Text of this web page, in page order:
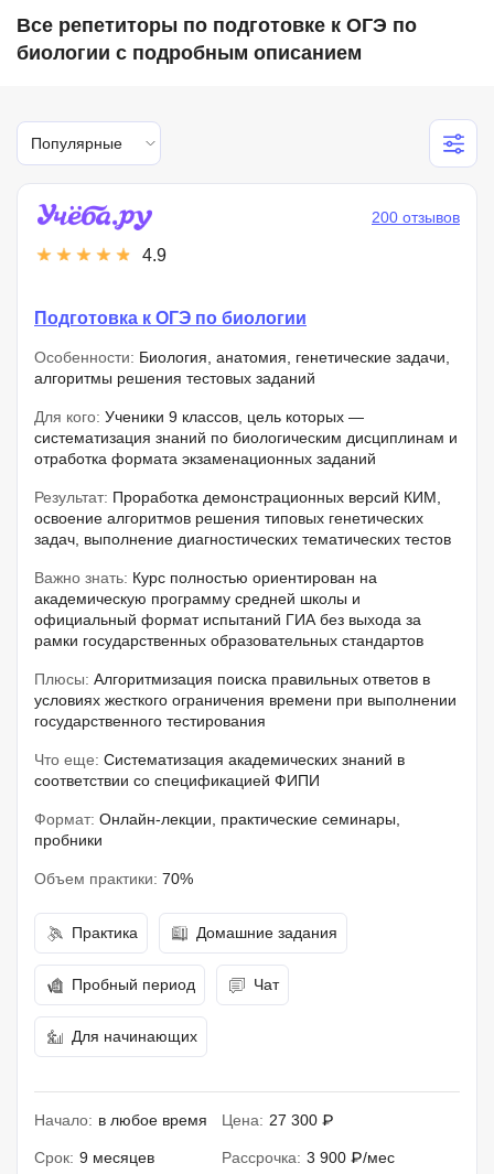
Все репетиторы по подготовке к ОГЭ по
биологии с подробным описанием
Популярные
4.9
200 отзывов
Подготовка к ОГЭ по биологии
Особенности: Биология, анатомия, генетические задачи,
алгоритмы решения тестовых заданий
Для кого: Ученики 9 классов, цель которых —
систематизация знаний по биологическим дисциплинам и
отработка формата экзаменационных заданий
Результат: Проработка демонстрационных версий КИМ,
освоение алгоритмов решения типовых генетических
задач, выполнение диагностических тематических тестов
Важно знать: Курс полностью ориентирован на
академическую программу средней школы и
официальный формат испытаний ГИА без выхода за
рамки государственных образовательных стандартов
Плюсы: Алгоритмизация поиска правильных ответов в
условиях жесткого ограничения времени при выполнении
государственного тестирования
Что еще: Систематизация академических знаний в
соответствии со спецификацией ФИПИ
Формат: Онлайн-лекции, практические семинары,
пробники
Объем практики: 70%
Практика Домашние задания
Пробный период Чат
Для начинающих
Начало: в любое время Цена: 27 300 ₽
Срок: 9 месяцев Рассрочка: 3 900 ₽/мес